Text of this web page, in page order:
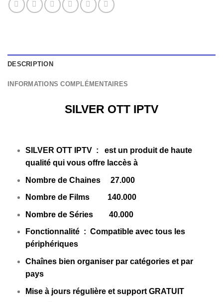
DESCRIPTION
INFORMATIONS COMPLÉMENTAIRES
SILVER OTT IPTV
SILVER OTT IPTV : est un produit de haute
qualité qui vous offre laccès à
Nombre de Chaines 27.000
Nombre de Films 140.000
Nombre de Séries 40.000
Fonctionnalité : Compatible avec tous les
périphériques
Chaînes bien organiser par catégories et par
pays
Mise à jours régulière et support GRATUIT